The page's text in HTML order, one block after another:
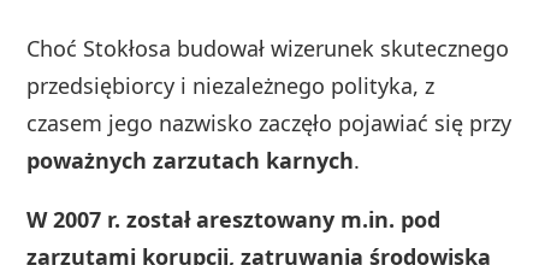
Choć Stokłosa budował wizerunek skutecznego
przedsiębiorcy i niezależnego polityka, z
czasem jego nazwisko zaczęło pojawiać się przy
poważnych zarzutach karnych.
W 2007 r. został aresztowany m.in. pod
zarzutami korupcji, zatruwania środowiska